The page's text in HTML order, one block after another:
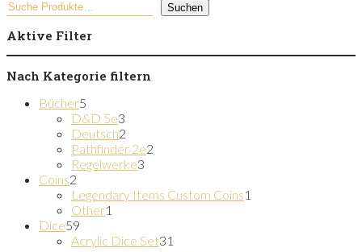
Suchen
Aktive Filter
Nach Kategorie filtern
Bücher5
Produkte
D&D 5e3
Produkte
Deutsch2
Produkte
Pathfinder 2e2
Regelwerke3
Coins2
Produkte
Legendary Items Custom Coins1
Other1
Dice59
Produkte
Acrylic Dice Set31